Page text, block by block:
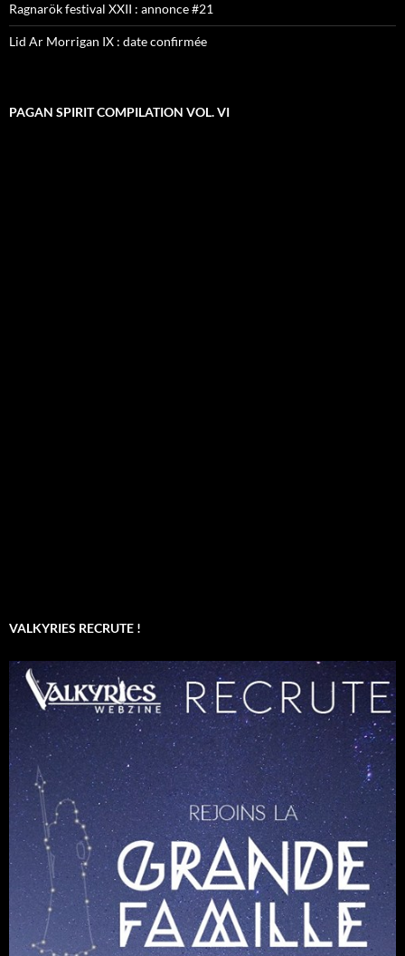
Ragnarök festival XXII : annonce #21
Lid Ar Morrigan IX : date confirmée
PAGAN SPIRIT COMPILATION VOL. VI
VALKYRIES RECRUTE !